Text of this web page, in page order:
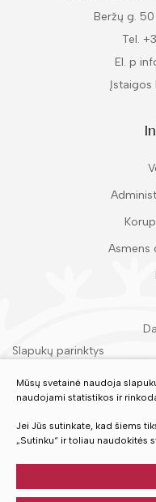
Beržų g.
Tel.
El. p
Įstaigos
Asmens
Slapukų parinktys
Mūsų svetainė naudoja
naudojami statistikos ir
Jei Jūs sutinkate, kad šiems
„Sutinku“ ir toliau naudokitės